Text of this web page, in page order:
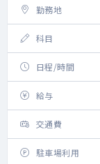
勤務地
科目
日程/時間
給与
交通費
駐車場利用